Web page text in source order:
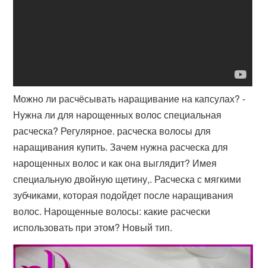
Можно ли расчёсывать наращивание на капсулах? -
Нужна ли для нарощенных волос специальная
расческа? Регулярное. расческа волосы для
наращивания купить. Зачем нужна расческа для
нарощенных волос и как она выглядит? Имея
специальную двойную щетину,​. Расческа с мягкими
зубчиками, которая подойдет после наращивания
волос. Нарощенные волосы: какие расчески
использовать при этом? Новый тип.